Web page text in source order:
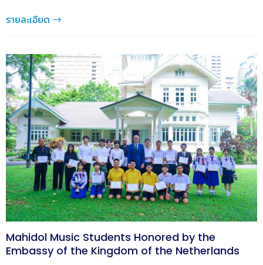
รายละเอียด
Mahidol Music Students Honored by the
Embassy of the Kingdom of the Netherlands